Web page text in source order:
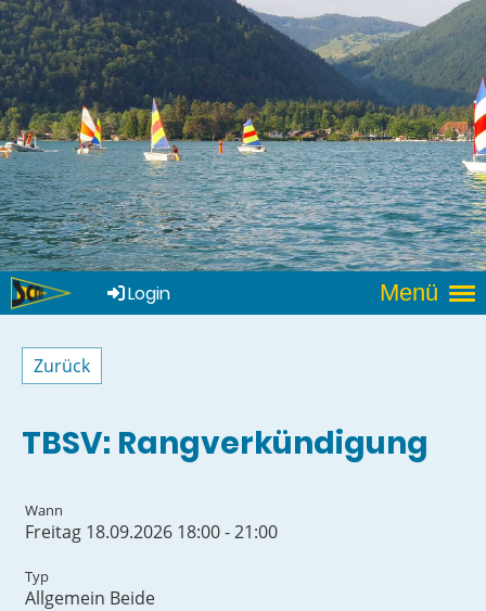
Menü
Login
Zurück
TBSV: Rangverkündigung
Wann
Freitag 18.09.2026 18:00 - 21:00
Typ
Allgemein Beide